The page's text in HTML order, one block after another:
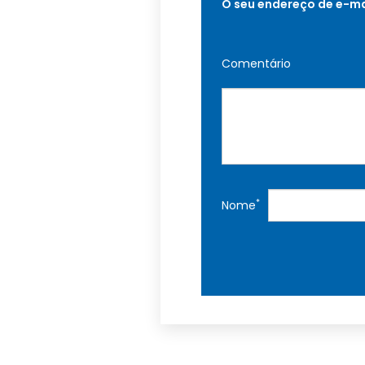
O seu endereço de e-
Comentário
Nome*